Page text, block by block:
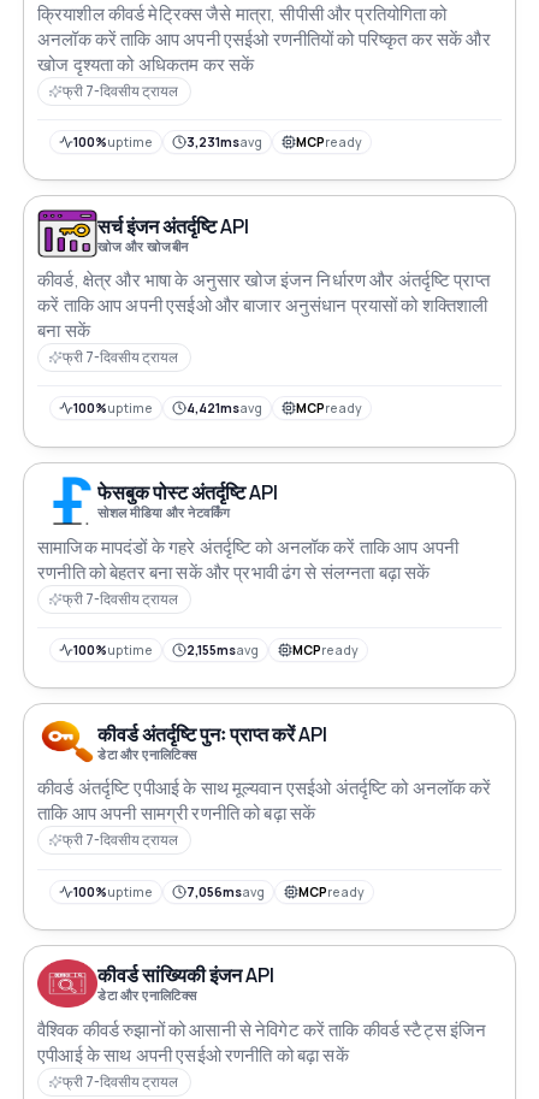
क्रियाशील कीवर्ड मेट्रिक्स जैसे मात्रा, सीपीसी और प्रतियोगिता को
अनलॉक करें ताकि आप अपनी एसईओ रणनीतियों को परिष्कृत कर सकें और
खोज दृश्यता को अधिकतम कर सकें
फ्री 7-दिवसीय ट्रायल
100%uptime 3,231msavg MCPready
सर्च इंजन अंतर्दृष्टि API
खोज और खोजबीन
कीवर्ड, क्षेत्र और भाषा के अनुसार खोज इंजन निर्धारण और अंतर्दृष्टि प्राप्त
करें ताकि आप अपनी एसईओ और बाजार अनुसंधान प्रयासों को शक्तिशाली
बना सकें
फ्री 7-दिवसीय ट्रायल
100%uptime 4,421msavg MCPready
फेसबुक पोस्ट अंतर्दृष्टि API
सोशल मीडिया और नेटवर्किंग
सामाजिक मापदंडों के गहरे अंतर्दृष्टि को अनलॉक करें ताकि आप अपनी
रणनीति को बेहतर बना सकें और प्रभावी ढंग से संलग्नता बढ़ा सकें
फ्री 7-दिवसीय ट्रायल
100%uptime 2,155msavg MCPready
कीवर्ड अंतर्दृष्टि पुनः प्राप्त करें API
डेटा और एनालिटिक्स
कीवर्ड अंतर्दृष्टि एपीआई के साथ मूल्यवान एसईओ अंतर्दृष्टि को अनलॉक करें
ताकि आप अपनी सामग्री रणनीति को बढ़ा सकें
फ्री 7-दिवसीय ट्रायल
100%uptime 7,056msavg MCPready
कीवर्ड सांख्यिकी इंजन API
डेटा और एनालिटिक्स
वैश्विक कीवर्ड रुझानों को आसानी से नेविगेट करें ताकि कीवर्ड स्टैट्स इंजिन
एपीआई के साथ अपनी एसईओ रणनीति को बढ़ा सकें
फ्री 7-दिवसीय ट्रायल